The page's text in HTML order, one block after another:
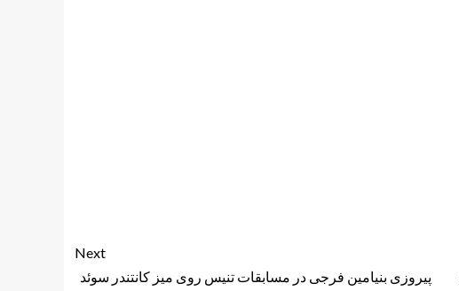
Next
پیروزی بنیامین فرجی در مسابقات تنیس روی میز کانتندر سوئد